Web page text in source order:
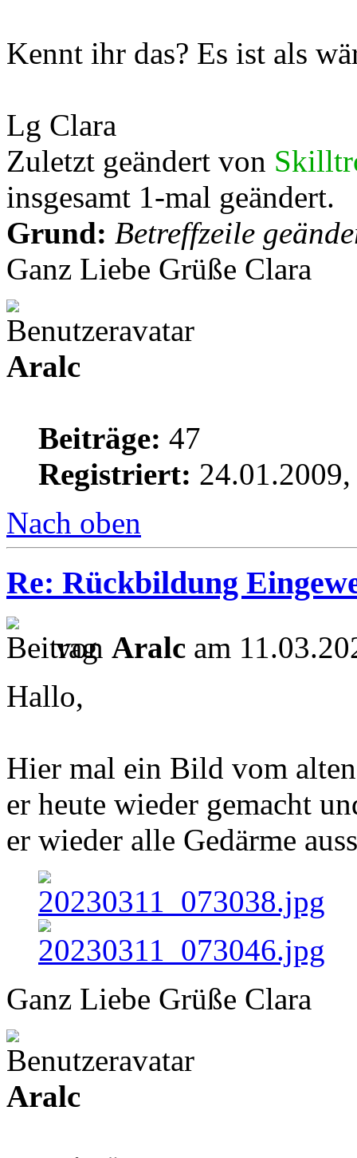
Kennt ihr das? Es ist als
Lg Clara
Zuletzt geändert von
insgesamt 1-mal geändert.
Grund: Betreffzeile
Ganz Liebe Grüße Clara
Aralc
Beiträge: 47
Registriert:
Nach oben
Re: Rückbildung
von Aralc am
Hallo,
Hier mal ein Bild vom
er heute wieder gemacht
er wieder alle Gedärme
Ganz Liebe Grüße Clara
Aralc